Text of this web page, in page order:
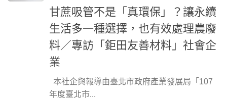
甘蔗吸管不是「真環保」？讓永續
生活多一種選擇，也有效處理農廢
料／專訪「鉅田友善材料」社會企
業
本社企與報導由臺北市政府產業發展局「107
年度臺北市...